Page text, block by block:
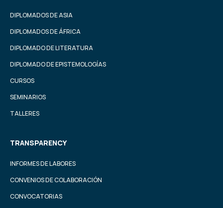
DIPLOMADOS DE ASIA
DIPLOMADOS DE ÁFRICA
DIPLOMADO DE LITERATURA
DIPLOMADO DE EPISTEMOLOGÍAS
CURSOS
SEMINARIOS
TALLERES
TRANSPARENCY
INFORMES DE LABORES
CONVENIOS DE COLABORACIÓN
CONVOCATORIAS